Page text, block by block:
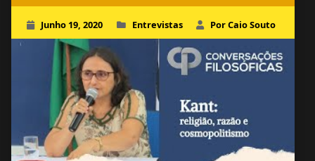
Junho 19, 2020 Entrevistas Por Caio Souto